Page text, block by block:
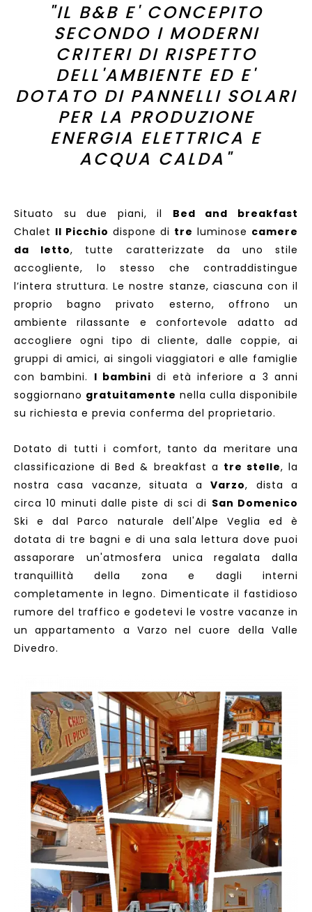
"IL B&B E' CONCEPITO
SECONDO I MODERNI
CRITERI DI RISPETTO
DELL'AMBIENTE ED E'
DOTATO DI PANNELLI SOLARI
PER LA PRODUZIONE
ENERGIA ELETTRICA E
ACQUA CALDA"
Situato su due piani, il Bed and breakfast
Chalet Il Picchio dispone di tre luminose camere
da letto, tutte caratterizzate da uno stile
accogliente, lo stesso che contraddistingue
l’intera struttura. Le nostre stanze, ciascuna con il
proprio bagno privato esterno, offrono un
ambiente rilassante e confortevole adatto ad
accogliere ogni tipo di cliente, dalle coppie, ai
gruppi di amici, ai singoli viaggiatori e alle famiglie
con bambini. I bambini di età inferiore a 3 anni
soggiornano gratuitamente nella culla disponibile
su richiesta e previa conferma del proprietario.
Dotato di tutti i comfort, tanto da meritare una
classificazione di Bed & breakfast a tre stelle, la
nostra casa vacanze, situata aVarzo, dista a
circa 10 minuti dalle piste di sci di San Domenico
Ski e dal Parco naturale dell'Alpe Veglia ed è
dotata di tre bagni e di una sala lettura dove puoi
assaporare un'atmosfera unica regalata dalla
tranquillità della zona e dagli interni
completamente in legno. Dimenticate il fastidioso
rumore del traffico e godetevi le vostre vacanze in
un appartamento a Varzo nel cuore della Valle
Divedro.